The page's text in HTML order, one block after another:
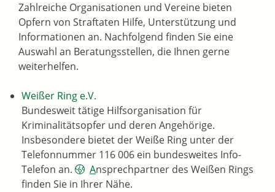
Zahlreiche Organisationen und Vereine bieten
Opfern von Straftaten Hilfe, Unterstützung und
Informationen an. Nachfolgend finden Sie eine
Auswahl an Beratungsstellen, die Ihnen gerne
weiterhelfen.
Weißer Ring e.V.
Bundesweit tätige Hilfsorganisation für
Kriminalitätsopfer und deren Angehörige.
Insbesondere bietet der Weiße Ring unter der
Telefonnummer 116 006 ein bundesweites Info-
Telefon an.
Ansprechpartner des Weißen Rings
finden Sie in Ihrer Nähe.